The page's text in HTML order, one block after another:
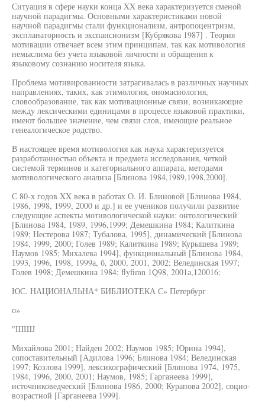
Ситуация в сфере науки конца XX века характеризуется сменой
научной парадигмы. Основными характеристиками новой
научной парадигмы стали функционализм, антропоцентризм,
экспланаторность и экспансионизм [Кубрякова 1987] . Теория
мотивации отвечает всем этим принципам, так как мотивология
немыслима без учета языковой личности и обращения к
языковому сознанию носителя языка.
Проблема мотивированности затрагивалась в различных научных
направлениях, таких, как этимология, ономасиология,
словообразование, так как мотивационные связи, возникающие
между лексическими единицами в процессе языковой практики,
имеют большее значение, чем связи слов, имеющие реальное
генеалогическое родство.
В настоящее время мотивология как наука характеризуется
разработанностью объекта и предмета исследования, четкой
системой терминов и категориального аппарата, методами
мотивологического анализа [Блинова 1984,1989,1998,2000].
С 80-х годов XX века в работах О. И. Блиновой [Блинова 1984,
1986, 1998, 1999, 2000 и др.] и ее учеников получили развитие
следующие аспекты мотивологической науки: онтологический
[Блинова 1984, 1989, 1996,1999; Демешкина 1984; Калиткина
1989; Нестерова 1987; Тубалова, 1995], динамический [Блинова
1984, 1999, 2000; Голев 1989; Калиткина 1989; Курышева 1989;
Наумов 1985; Михалева 1994], функциональный [Блинова 1984,
1993, 1996, 1998, 1999а, б, 2000, 2001, 2002; Велединская 1997;
Голев 1998; Демешкина 1984; flyfimn 1Q98, 2001а,120016;
ЮС. НАЦИОНАЛЬНА* БИБЛИОТЕКА С» Петербург
о»
"ШШJ
Михайлова 2001; Найден 2002; Наумов 1985; Юрина 1994],
сопоставительный [Адилова 1996; Блинова 1984; Велединская
1997; Козлова 1999], лексикографический [Блинова 1974, 1975,
1984, 1996, 2000, 2001; Наумов, 1985; Гарганеева 1999],
источниковедческий [Блинова 1986, 2000; Курапова 2002], социо-
возрастной [Гарганеева 1999].